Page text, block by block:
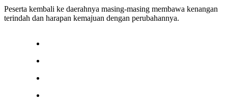
Peserta kembali ke daerahnya masing-masing membawa kenangan
terindah dan harapan kemajuan dengan perubahannya.